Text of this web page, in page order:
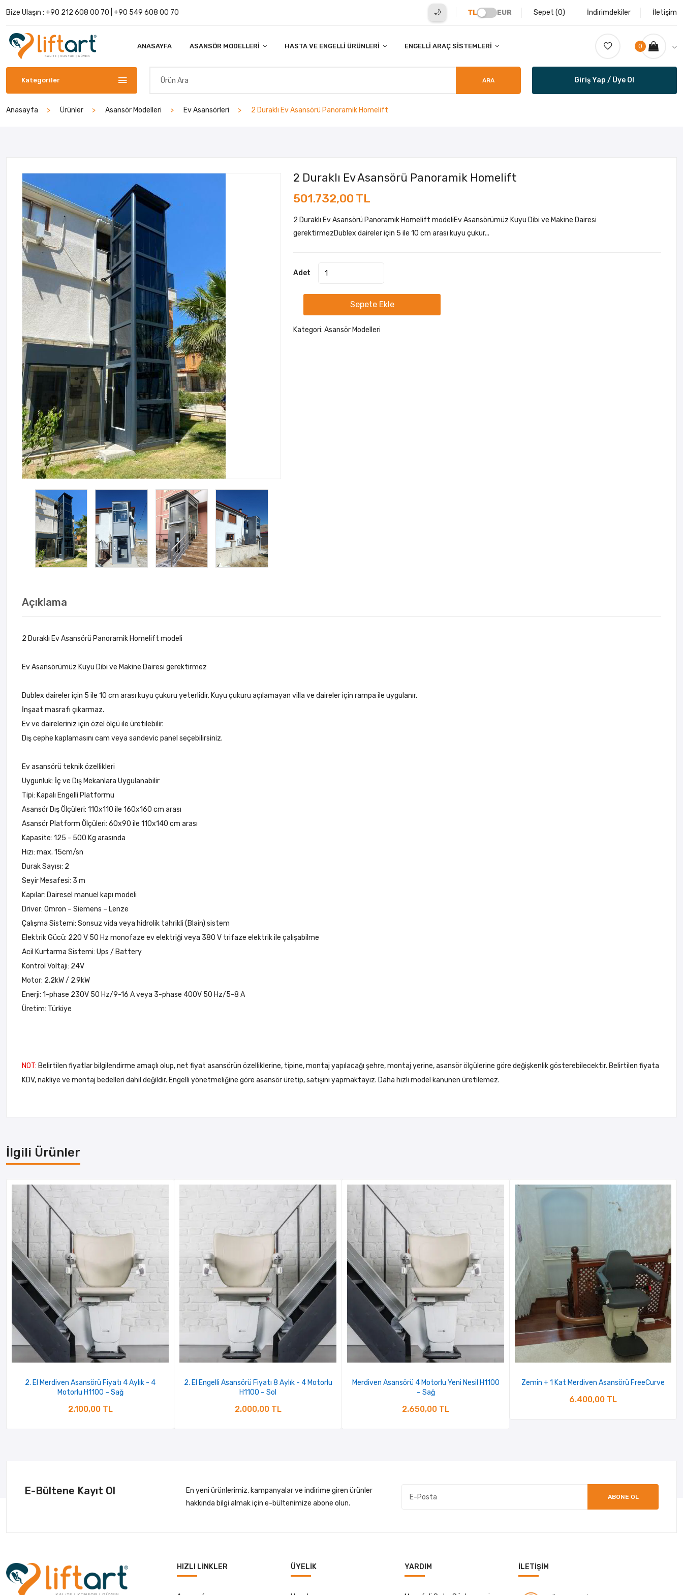
Bize Ulaşın : +90 212 608 00 70 +90 549 608 00 70 🌙 TL EUR Sepet (0) İndirimdekiler İletişim
ANASAYFA ASANSÖR MODELLERI HASTA VE ENGELLI ÜRÜNLERI ENGELLI ARAÇ SISTEMLERI 0
Kategoriler ARA Giriş Yap / Üye Ol
Anasayfa Ürünler Asansör Modelleri Ev Asansörleri 2 Duraklı Ev Asansörü Panoramik Homelift
2 Duraklı Ev Asansörü Panoramik Homelift
501.732,00 TL
2 Duraklı Ev Asansörü Panoramik Homelift modeliEv Asansörümüz Kuyu Dibi ve Makine Dairesi
gerektirmezDublex daireler için 5 ile 10 cm arası kuyu çukur...
Adet
Sepete Ekle
Kategori:Asansör Modelleri
Açıklama
2 Duraklı Ev Asansörü Panoramik Homelift modeli
Ev Asansörümüz Kuyu Dibi ve Makine Dairesi gerektirmez
Dublex daireler için 5 ile 10 cm arası kuyu çukuru yeterlidir. Kuyu çukuru açılamayan villa ve daireler için rampa ile uygulanır.
İnşaat masrafı çıkarmaz.
Ev ve daireleriniz için özel ölçü ile üretilebilir.
Dış cephe kaplamasını cam veya sandevic panel seçebilirsiniz.
Ev asansörü teknik özellikleri
Uygunluk: İç ve Dış Mekanlara Uygulanabilir
Tipi: Kapalı Engelli Platformu
Asansör Dış Ölçüleri: 110x110 ile 160x160 cm arası
Asansör Platform Ölçüleri: 60x90 ile 110x140 cm arası
Kapasite: 125 - 500 Kg arasında
Hızı: max. 15cm/sn
Durak Sayısı: 2
Seyir Mesafesi: 3 m
Kapılar: Dairesel manuel kapı modeli
Driver: Omron – Siemens – Lenze
Çalışma Sistemi: Sonsuz vida veya hidrolik tahrikli (Blain) sistem
Elektrik Gücü: 220 V 50 Hz monofaze ev elektriği veya 380 V trifaze elektrik ile çalışabilme
Acil Kurtarma Sistemi: Ups / Battery
Kontrol Voltajı: 24V
Motor: 2.2kW / 2.9kW
Enerji: 1-phase 230V 50 Hz/9-16 A veya 3-phase 400V 50 Hz/5-8 A
Üretim: Türkiye
NOT: Belirtilen fiyatlar bilgilendirme amaçlı olup, net fiyat asansörün özelliklerine, tipine, montaj yapılacağı şehre, montaj yerine, asansör ölçülerine göre değişkenlik gösterebilecektir. Belirtilen fiyata
KDV, nakliye ve montaj bedelleri dahil değildir. Engelli yönetmeliğine göre asansör üretip, satışını yapmaktayız. Daha hızlı model kanunen üretilemez.
İlgili Ürünler
2. El Merdiven Asansörü Fiyatı 4 Aylık - 4
Motorlu H1100 – Sağ
2.100,00 TL
2. El Engelli Asansörü Fiyatı 8 Aylık - 4 Motorlu
H1100 – Sol
2.000,00 TL
Merdiven Asansörü 4 Motorlu Yeni Nesil H1100
– Sağ
2.650,00 TL
Zemin + 1 Kat Merdiven Asansörü FreeCurve
6.400,00 TL
E-Bültene Kayıt Ol
En yeni ürünlerimiz, kampanyalar ve indirime giren ürünler
hakkında bilgi almak için e-bültenimize abone olun.
ABONE OL
HIZLI LINKLER ÜYELIK YARDIM İLETIŞIM